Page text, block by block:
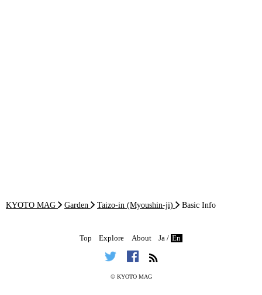
KYOTO MAG Garden Taizo-in (Myoushin-ji) Basic Info
Top Explore About Ja / En
© KYOTO MAG